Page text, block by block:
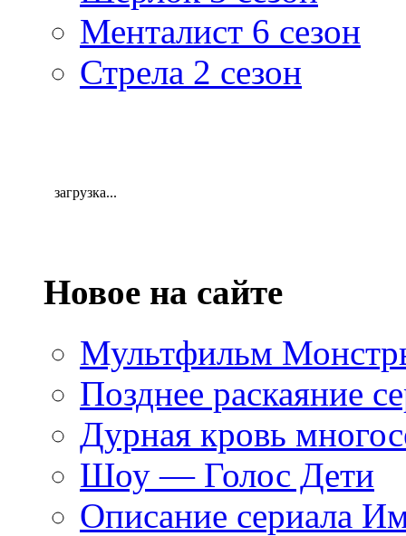
Менталист 6 сезон
Стрела 2 сезон
загрузка...
Новое на сайте
Мультфильм
Позднее раскаяние
Дурная кровь
Шоу — Голос Дети
Описание сериала